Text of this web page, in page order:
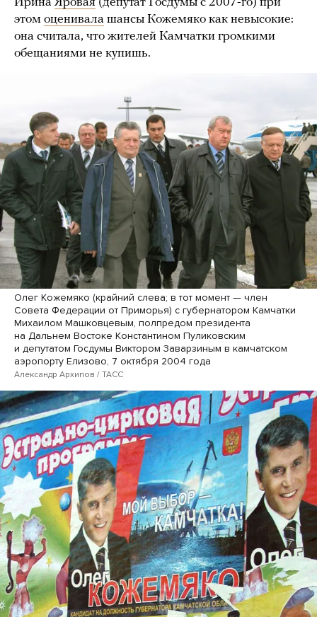
этом оценивала шансы Кожемяко как невысокие:
она считала, что жителей Камчатки громкими
обещаниями не купишь.
Олег Кожемяко (крайний слева; в тот момент — член
Совета Федерации от Приморья) с губернатором Камчатки
Михаилом Машковцевым, полпредом президента
на Дальнем Востоке Константином Пуликовским
и депутатом Госдумы Виктором Заварзиным в камчатском
аэропорту Елизово, 7 октября 2004 года
Александр Архипов / ТАСС